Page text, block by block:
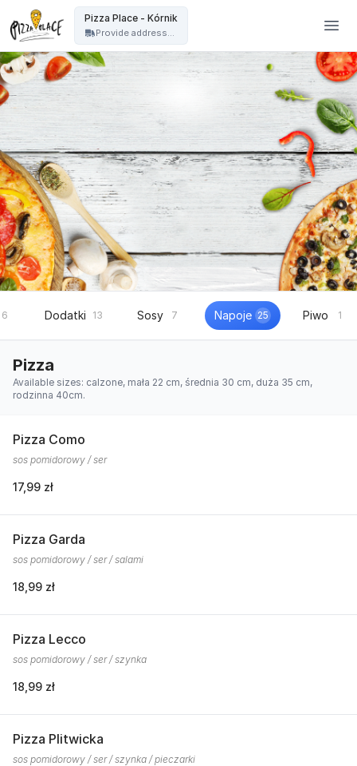
Pizza Place - Kórnik
Provide address...
6 Dodatki 13 Sosy 7 Napoje 25 Piwo 1
Pizza
Available sizes: calzone, mała 22 cm, średnia 30 cm, duża 35 cm,
rodzinna 40cm.
Pizza Como
sos pomidorowy / ser
17,99 zł
Pizza Garda
sos pomidorowy / ser / salami
18,99 zł
Pizza Lecco
sos pomidorowy / ser / szynka
18,99 zł
Pizza Plitwicka
sos pomidorowy / ser / szynka / pieczarki